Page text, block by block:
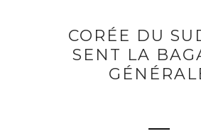
CORÉE DU
SENT LA